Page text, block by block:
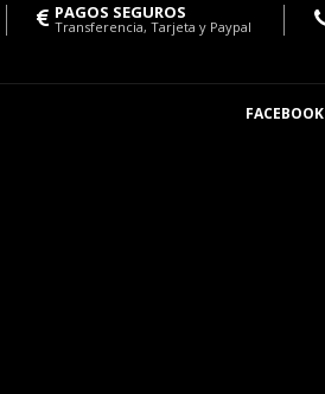
PAGOS SEGUROS
Transferencia, Tarjeta y Paypal
FACEBOOK